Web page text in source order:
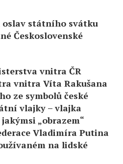
oslav státního svátku
Československé
vnitra ČR
vnitra Víta Rakušana
ze symbolů české
vlajky – vlajka
„obrazem“
Vladimíra Putina
na lidské